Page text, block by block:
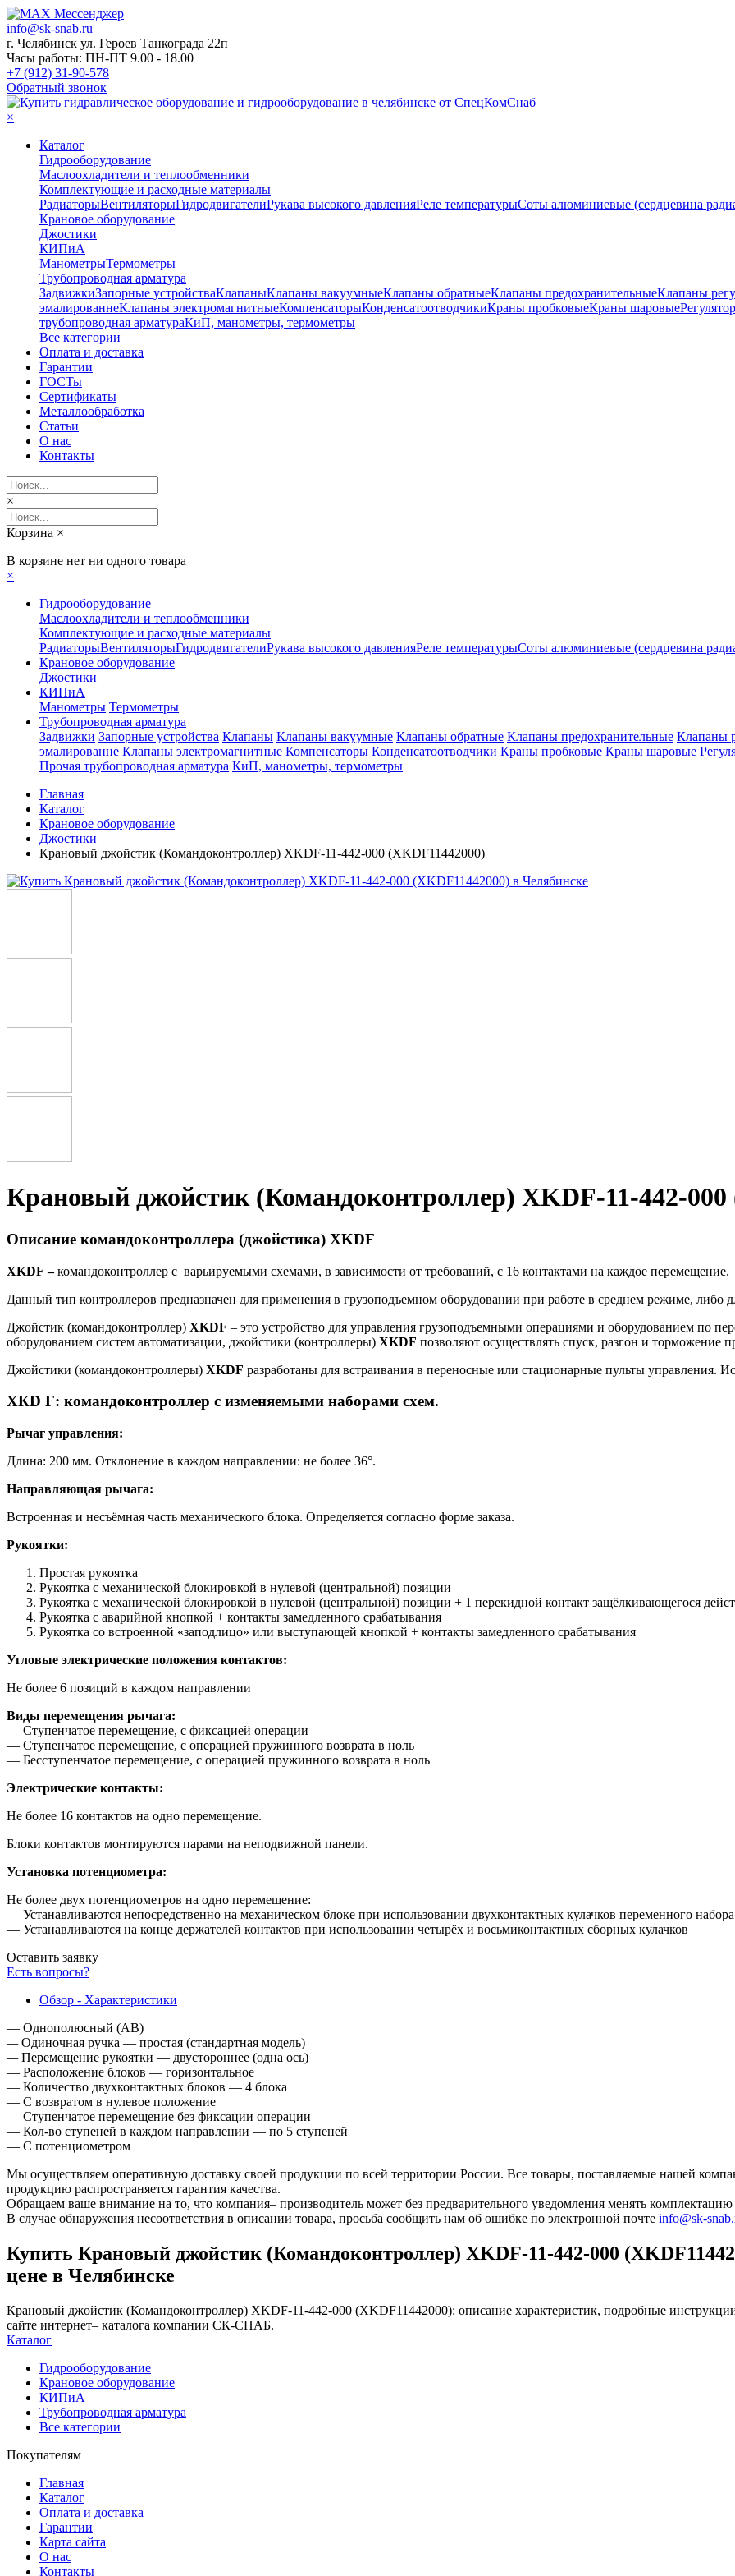
info@sk-snab.ru
г. Челябинск ул. Героев Танкограда 22п
Часы работы: ПН-ПТ 9.00 - 18.00
+7 (912) 31-90-578
Обратный звонок
×
Каталог
Гидрооборудование
Маслоохладители и теплообменники
Комплектующие и расходные материалы
РадиаторыВентиляторыГидродвигателиРукава высокого давленияРеле температурыСоты алюминиевые (сердцевина
Крановое оборудование
Джостики
КИПиА
МанометрыТермометры
Трубопроводная арматура
ЗадвижкиЗапорные устройстваКлапаныКлапаны вакуумныеКлапаны обратныеКлапаны предохранительныеКлапаны
эмалированнеКлапаны электромагнитныеКомпенсаторыКонденсатоотводчикиКраны пробковыеКраны шаровые
трубопроводная арматураКиП, манометры, термометры
Все категории
Оплата и доставка
Гарантии
ГОСТы
Сертификаты
Металлообработка
Статьи
О нас
Контакты
×
Корзина ×
В корзине нет ни одного товара
×
Гидрооборудование
Маслоохладители и теплообменники
Комплектующие и расходные материалы
РадиаторыВентиляторыГидродвигателиРукава высокого давленияРеле температурыСоты алюминиевые (сердцевина
Крановое оборудование
Джостики
КИПиА
Манометры Термометры
Трубопроводная арматура
Задвижки Запорные устройства Клапаны Клапаны вакуумные Клапаны обратные Клапаны предохранительные Клапаны
эмалированне Клапаны электромагнитные Компенсаторы Конденсатоотводчики Краны пробковые Краны шаровые
Прочая трубопроводная арматура КиП, манометры, термометры
Главная
Каталог
Крановое оборудование
Джостики
Крановый джойстик (Командоконтроллер) XKDF-11-442-000 (XKDF11442000)
Крановый джойстик (Командоконтроллер) XKDF-11-442-000
Описание командоконтроллера (джойстика) XKDF
XKDF –командоконтроллер с варьируемыми схемами, в зависимости от требований, с 16 контактами на каждое перемещение.
Данный тип контроллеров предназначен для применения в грузоподъемном оборудовании при работе в среднем режиме,
Джойстик (командоконтроллер) XKDF – это устройство для управления грузоподъемными операциями и оборудованием по
оборудованием систем автоматизации, джойстики (контроллеры) XKDF позволяют осуществлять спуск, разгон и торможение
Джойстики (командоконтроллеры) XKDF разработаны для встраивания в переносные или стационарные пульты управления.
ХКD F: командоконтроллер с изменяемыми наборами схем.
Рычаг управления:
Длина: 200 мм. Отклонение в каждом направлении: не более 36°.
Направляющая рычага:
Встроенная и несъёмная часть механического блока. Определяется согласно форме заказа.
Рукоятки:
Простая рукоятка
Рукоятка с механической блокировкой в нулевой (центральной) позиции
Рукоятка с механической блокировкой в нулевой (центральной) позиции + 1 перекидной контакт защёлкивающегося
Рукоятка с аварийной кнопкой + контакты замедленного срабатывания
Рукоятка со встроенной «заподлицо» или выступающей кнопкой + контакты замедленного срабатывания
Угловые электрические положения контактов:
Не более 6 позиций в каждом направлении
Виды перемещения рычага:
— Ступенчатое перемещение, с фиксацией операции
— Ступенчатое перемещение, с операцией пружинного возврата в ноль
— Бесступенчатое перемещение, с операцией пружинного возврата в ноль
Электрические контакты:
Не более 16 контактов на одно перемещение.
Блоки контактов монтируются парами на неподвижной панели.
Установка потенциометра:
Не более двух потенциометров на одно перемещение:
— Устанавливаются непосредственно на механическом блоке при использовании двухконтактных кулачков переменного набора
— Устанавливаются на конце держателей контактов при использовании четырёх и восьмиконтактных сборных кулачков
Оставить заявку
Есть вопросы?
Обзор - Характеристики
— Однополюсный (АВ)
—Одиночная ручка — простая (стандартная модель)
—Перемещение рукоятки — двустороннее (одна ось)
— Расположение блоков — горизонтальное
— Количество двухконтактных блоков — 4 блока
— С возвратом в нулевое положение
— Ступенчатое перемещение без фиксации операции
— Кол-во ступеней в каждом направлении — по 5 ступеней
— С потенциометром
Мы осуществляем оперативную доставку своей продукции по всей территории России. Все товары, поставляемые нашей
продукцию распространяется гарантия качества.
Обращаем ваше внимание на то, что компания– производитель может без предварительного уведомления менять
В случае обнаружения несоответствия в описании товара, просьба сообщить нам об ошибке по электронной почте info@sk-
Купить Крановый джойстик (Командоконтроллер) XKDF-11-442-000
цене в Челябинске
Крановый джойстик (Командоконтроллер) XKDF-11-442-000 (XKDF11442000): описание характеристик, подробные
сайте интернет– каталога компании СК-СНАБ.
Каталог
Гидрооборудование
Крановое оборудование
КИПиА
Трубопроводная арматура
Все категории
Покупателям
Главная
Каталог
Оплата и доставка
Гарантии
Карта сайта
О нас
Контакты